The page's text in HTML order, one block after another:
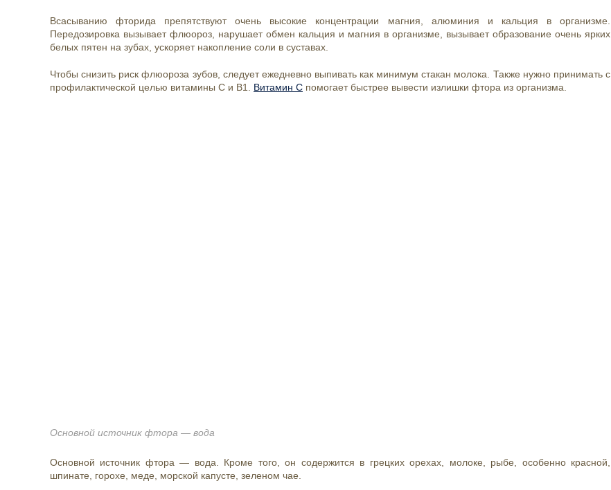
Всасыванию фторида препятствуют очень высокие концентрации магния, алюминия и кальция в организме.
Передозировка вызывает флюороз, нарушает обмен кальция и магния в организме, вызывает образование очень ярких
белых пятен на зубах, ускоряет накопление соли в суставах.
Чтобы снизить риск флюороза зубов, следует ежедневно выпивать как минимум стакан молока. Также нужно принимать с
профилактической целью витамины C и B1. Витамин С помогает быстрее вывести излишки фтора из организма.
Основной источник фтора — вода
Основной источник фтора — вода . Кроме того, он содержится в грецких орехах, молоке, рыбе, особенно красной,
шпинате, горохе, меде, морской капусте, зеленом чае.